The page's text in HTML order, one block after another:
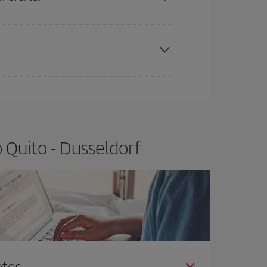
- Dusseldorf